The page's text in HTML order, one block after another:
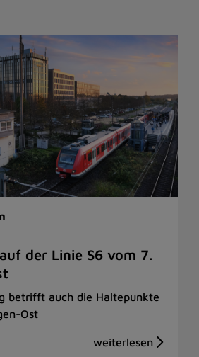
der Linie S6 vom 7.
betrifft auch die Haltepunkte
Ost